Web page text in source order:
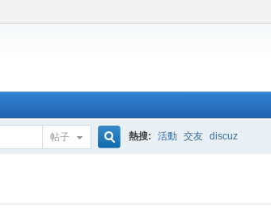
帖子 熱搜: 活動 交友 discuz